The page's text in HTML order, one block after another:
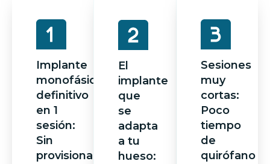
Implante
monofásico
definitivo
en 1
sesión:
Sin
provisionales
El
implante
que
se
adapta
a tu
hueso:
Sesiones
muy
cortas:
Poco
tiempo
de
quirófano